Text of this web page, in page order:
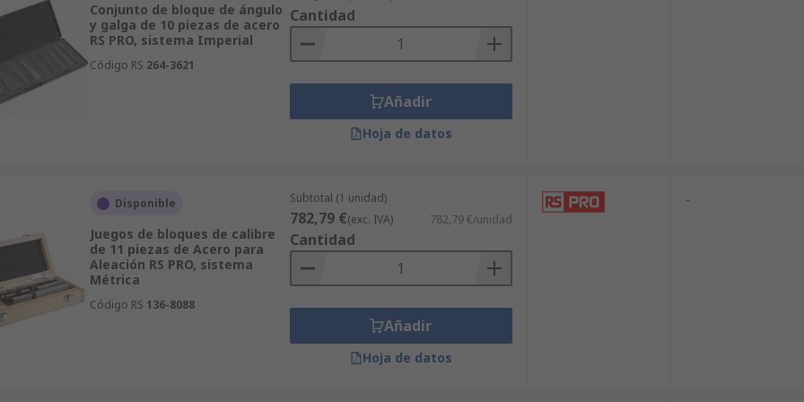
son más resistentes y duraderas que el acero. A menudo se utilizan para la calibración.
Conjunto de bloque de ángulo
y galga de 10 piezas de acero
RS PRO, sistema Imperial
Código RS 264-3621
Cantidad
Añadir
Hoja de datos
Disponible
Juegos de bloques de calibre
de 11 piezas de Acero para
Aleación RS PRO, sistema
Métrica
Código RS 136-8088
Subtotal (1 unidad)
782,79 €(exc. IVA) 782,79 €/unidad
Cantidad
Añadir
Hoja de datos
-